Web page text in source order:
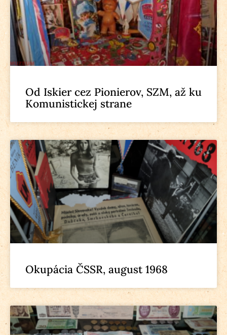
Od Iskier cez Pionierov, SZM, až ku
Komunistickej strane
Okupácia ČSSR, august 1968